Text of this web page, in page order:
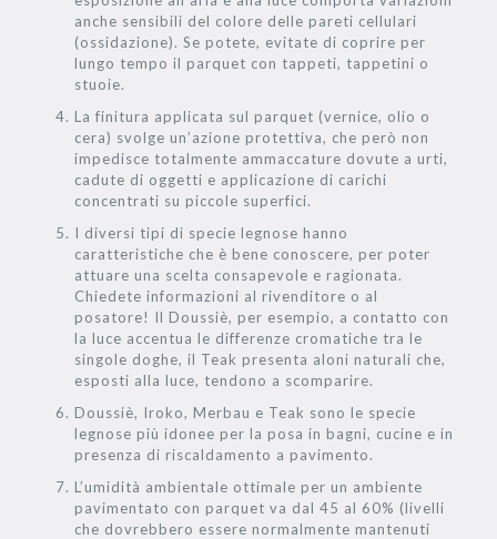
anche sensibili del colore delle pareti cellulari
(ossidazione). Se potete, evitate di coprire per
lungo tempo il parquet con tappeti, tappetini o
stuoie.
La finitura applicata sul parquet (vernice, olio o
cera) svolge un’azione protettiva, che però non
impedisce totalmente ammaccature dovute a urti,
cadute di oggetti e applicazione di carichi
concentrati su piccole superfici.
I diversi tipi di specie legnose hanno
caratteristiche che è bene conoscere, per poter
attuare una scelta consapevole e ragionata.
Chiedete informazioni al rivenditore o al
posatore! Il Doussiè, per esempio, a contatto con
la luce accentua le differenze cromatiche tra le
singole doghe, il Teak presenta aloni naturali che,
esposti alla luce, tendono a scomparire.
Doussiè, Iroko, Merbau e Teak sono le specie
legnose più idonee per la posa in bagni, cucine e in
presenza di riscaldamento a pavimento.
L’umidità ambientale ottimale per un ambiente
pavimentato con parquet va dal 45 al 60% (livelli
che dovrebbero essere normalmente mantenuti